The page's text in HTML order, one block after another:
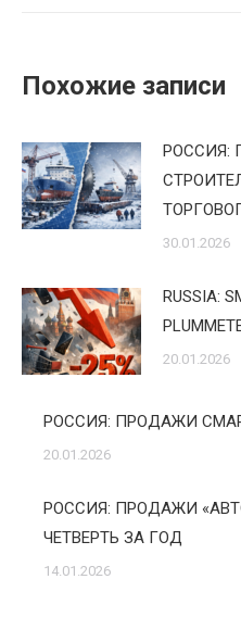
Похожие записи
РОССИЯ:
30.01.2026
RUSSIA:
20.01.2026
РОССИЯ: ПРОДАЖИ
20.01.2026
РОССИЯ: ПРОДАЖИ
ЧЕТВЕРТЬ ЗА ГОД
14.01.2026